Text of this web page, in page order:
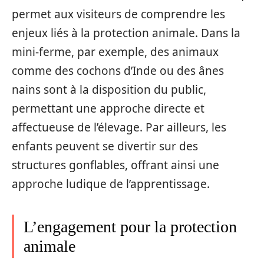
permet aux visiteurs de comprendre les
enjeux liés à la protection animale. Dans la
mini-ferme, par exemple, des animaux
comme des cochons d’Inde ou des ânes
nains sont à la disposition du public,
permettant une approche directe et
affectueuse de l’élevage. Par ailleurs, les
enfants peuvent se divertir sur des
structures gonflables, offrant ainsi une
approche ludique de l’apprentissage.
L’engagement pour la protection
animale